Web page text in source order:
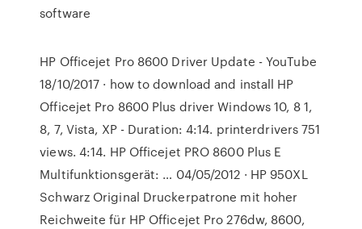
software
HP Officejet Pro 8600 Driver Update - YouTube
18/10/2017 · how to download and install HP
Officejet Pro 8600 Plus driver Windows 10, 8 1,
8, 7, Vista, XP - Duration: 4:14. printerdrivers 751
views. 4:14. HP Officejet PRO 8600 Plus E
Multifunktionsgerät: … 04/05/2012 · HP 950XL
Schwarz Original Druckerpatrone mit hoher
Reichweite für HP Officejet Pro 276dw, 8600,